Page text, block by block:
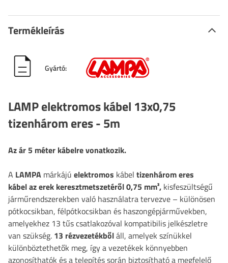
Termékleírás
Gyártó:
LAMP elektromos kábel 13x0,75
tizenhárom eres - 5m
Az ár 5 méter kábelre vonatkozik.
A LAMPA márkájú elektromos kábel tizenhárom eres
kábelaz erek keresztmetszetéről0,75 mm², kisfeszültségű
járműrendszerekben való használatra tervezve – különösen
pótkocsikban, félpótkocsikban és haszongépjárművekben,
amelyekhez 13 tűs csatlakozóval kompatibilis jelkészletre
van szükség. 13 rézvezetékbőláll, amelyek színükkel
különböztethetők meg, így a vezetékek könnyebben
azonosíthatók és a telepítés során biztosítható a megfelelő